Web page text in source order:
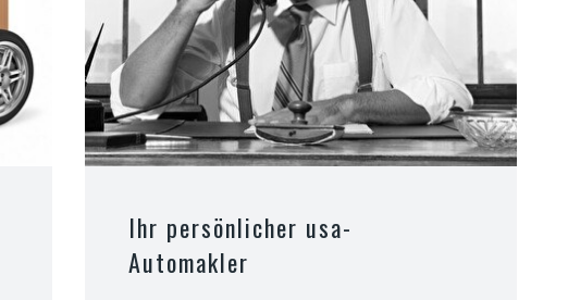
Ihr persönlicher usa-
Automakler